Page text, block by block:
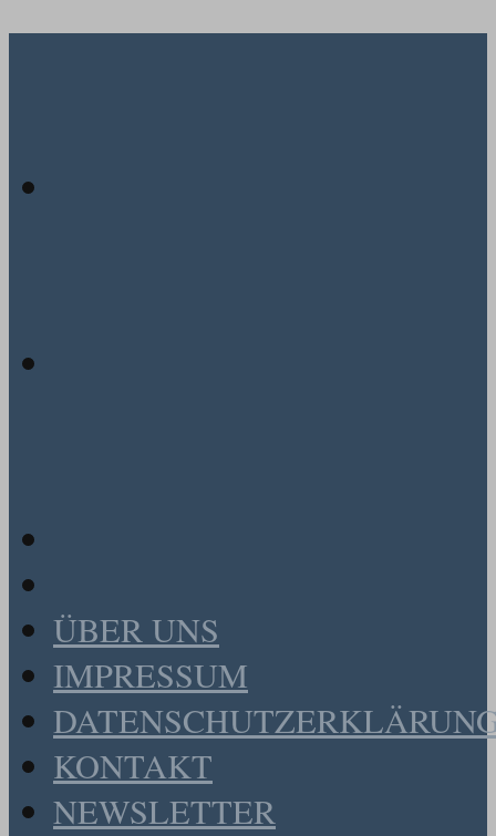
ÜBER UNS
IMPRESSUM
KONTAKT
NEWSLETTER